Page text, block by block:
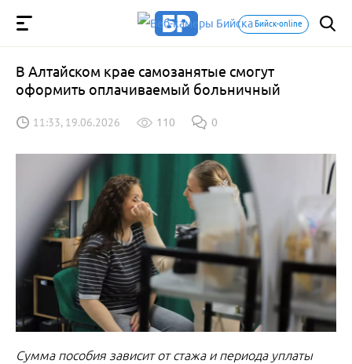
Бийск-online
В Алтайском крае самозанятые смогут
оформить оплачиваемый больничный
11:33, 19.06.2026 110 0
Сумма пособия зависит от стажа и периода уплаты